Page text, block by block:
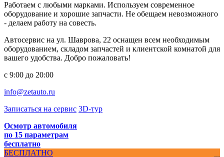
Работаем с любыми марками. Используем современное
оборудование и хорошие запчасти. Не обещаем невозможного
- делаем работу на совесть.
Автосервис на ул. Шаврова, 22 оснащен всем необходимым
оборудованием, складом запчастей и клиентской комнатой для
вашего удобства. Добро пожаловать!
с 9:00 до 20:00
info@zetauto.ru
Записаться на сервис 3D-тур
Осмотр автомобиля
по 15 параметрам
бесплатно
БЕСПЛАТНО